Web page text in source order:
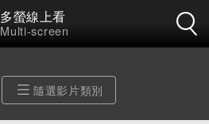
多螢線上看
Multi-screen
隨選影片類別